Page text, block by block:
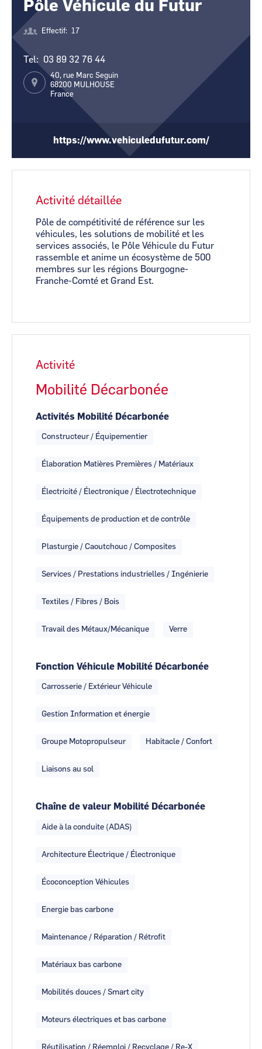
CCI Business
Pays de la Loire
CCI Business
Pôle Véhicule du Futur
Effectif 17
Tel 03 89 32 76 44
40, rue Marc Seguin
68200 MULHOUSE
France
https://www.vehiculedufutur.com/
Activité détaillée
Pôle de compétitivité de référence sur les
véhicules, les solutions de mobilité et les
services associés, le Pôle Véhicule du Futur
rassemble et anime un écosystème de 500
membres sur les régions Bourgogne-
Franche-Comté et Grand Est.
Activité
Mobilité Décarbonée
Activités Mobilité Décarbonée
Constructeur / Équipementier
Élaboration Matières Premières / Matériaux
Électricité / Électronique / Électrotechnique
Équipements de production et de contrôle
Plasturgie / Caoutchouc / Composites
Services / Prestations industrielles / Ingénierie
Textiles / Fibres / Bois
Travail des Métaux/Mécanique Verre
Fonction Véhicule Mobilité Décarbonée
Carrosserie / Extérieur Véhicule
Gestion Information et énergie
Groupe Motopropulseur Habitacle / Confort
Liaisons au sol
Chaîne de valeur Mobilité Décarbonée
Aide à la conduite (ADAS)
Architecture Électrique / Électronique
Écoconception Véhicules
Energie bas carbone
Maintenance / Réparation / Rétrofit
Matériaux bas carbone
Mobilités douces / Smart city
Moteurs électriques et bas carbone
Réutilisation / Réemploi / Recyclage / Re-X